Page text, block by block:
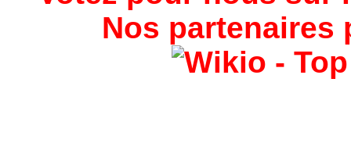
Nos partenaires